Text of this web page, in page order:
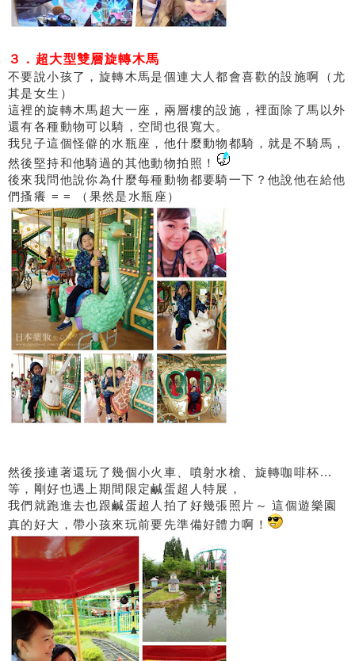
３．超大型雙層旋轉木馬
不要說小孩了，旋轉木馬是個連大人都會喜歡的設施啊（尤
其是女生）
這裡的旋轉木馬超大一座，兩層樓的設施，裡面除了馬以外
還有各種動物可以騎，空間也很寬大。
我兒子這個怪僻的水瓶座，他什麼動物都騎，就是不騎馬，
然後堅持和他騎過的其他動物拍照！
後來我問他說你為什麼每種動物都要騎一下？他說他在給他
們搔癢 = = （果然是水瓶座）
然後接連著還玩了幾個小火車、噴射水槍、旋轉咖啡杯...
等，剛好也遇上期間限定鹹蛋超人特展，
我們就跑進去也跟鹹蛋超人拍了好幾張照片～ 這個遊樂園
真的好大，帶小孩來玩前要先準備好體力啊！